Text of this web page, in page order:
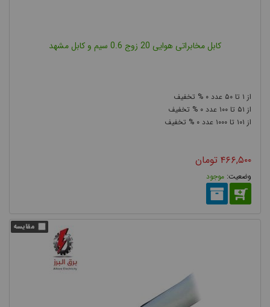
کابل مخابراتی هوایی 20 زوج 0.6 سیم و کابل مشهد
۱ ۵۰
۰
۵۱
۱۰۰
۰
۱۰۱
۱۰۰۰ ۰
۴۶۶,۵۰۰ تومان
موجود